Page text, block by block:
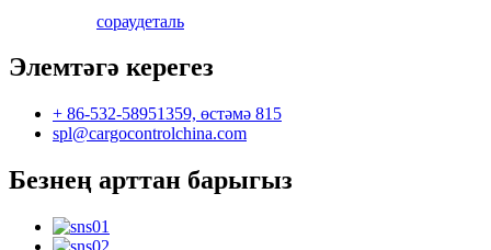
сораудеталь
Элемтәгә керегез
+ 86-532-58951359, өстәмә 815
spl@cargocontrolchina.com
Безнең арттан барыгыз